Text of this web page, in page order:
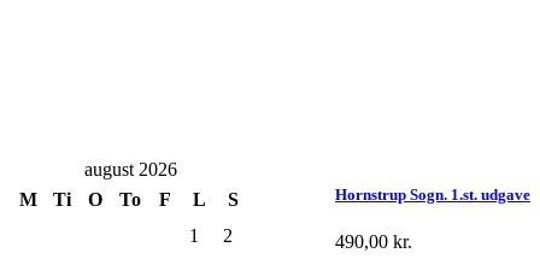
Hornstrup Sogn. 1.st. udgave
490,00 kr.
august 2026
M
Ti O To F L
S
1
2